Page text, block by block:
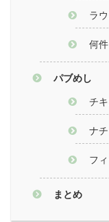
ラ
何
パブめし
チ
ナ
フ
まとめ